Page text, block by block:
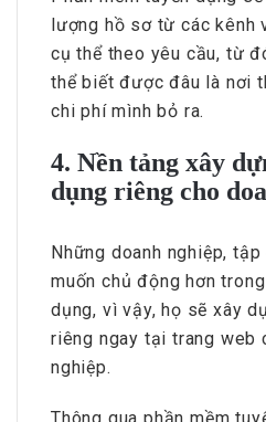
lượng hồ sơ từ các kênh
cụ thể theo yêu cầu, từ
thể biết được đâu là nơi
chi phí mình bỏ ra.
4. Nền tảng xây
dụng riêng cho
Những doanh nghiệp,
muốn chủ động hơn
dụng, vì vậy, họ sẽ xây
riêng ngay tại trang web
nghiệp.